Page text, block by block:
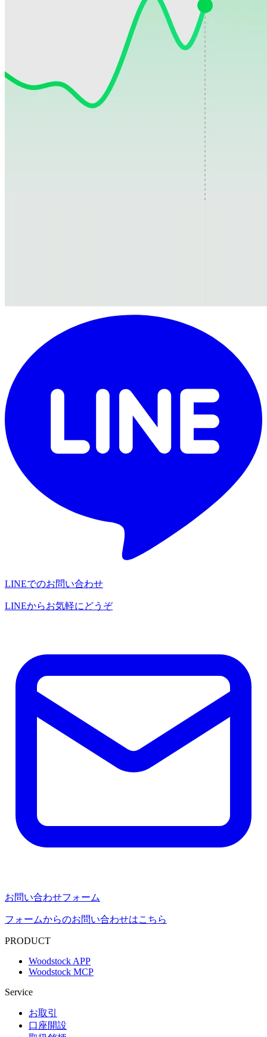
LINEでのお問い合わせ
LINEからお気軽にどうぞ
お問い合わせフォーム
フォームからのお問い合わせはこちら
PRODUCT
Woodstock APP
Woodstock MCP
Service
お取引
口座開設